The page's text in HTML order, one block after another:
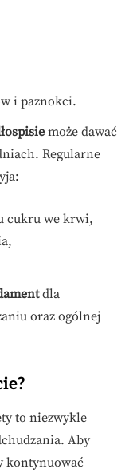
i paznokci.
może dawać
Regularne
cukru we krwi,
dla
oraz ogólnej
to niezwykle
Aby
kontynuować